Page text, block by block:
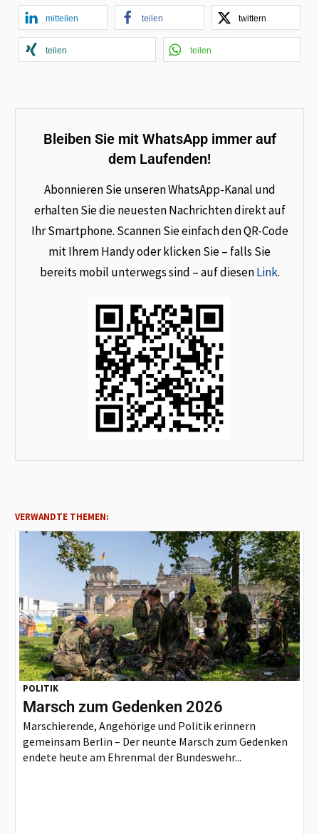
mitteilen teilen twittern
teilen teilen
Bleiben Sie mit WhatsApp immer auf
dem Laufenden!
Abonnieren Sie unseren WhatsApp-Kanal und
erhalten Sie die neuesten Nachrichten direkt auf
Ihr Smartphone. Scannen Sie einfach den QR-Code
mit Ihrem Handy oder klicken Sie – falls Sie
bereits mobil unterwegs sind – auf diesenLink.
VERWANDTE THEMEN:
POLITIK
Marsch zum Gedenken 2026
Marschierende, Angehörige und Politik erinnern
gemeinsam Berlin – Der neunte Marsch zum Gedenken
endete heute am Ehrenmal der Bundeswehr...